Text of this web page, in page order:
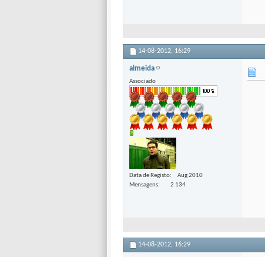
14-08-2012, 16:29
almeida
Associado
Data de Registo
Aug 2010
Mensagens
2 134
14-08-2012, 16:29